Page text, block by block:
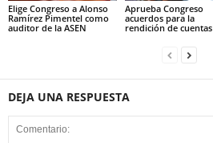
Elige Congreso a Alonso
Ramírez Pimentel como
auditor de la ASEN
Aprueba Congreso
acuerdos para la
rendición de cuentas
DEJA UNA RESPUESTA